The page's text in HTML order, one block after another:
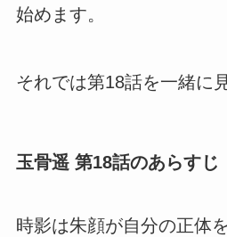
始めます。
それでは第18話を一緒に
玉骨遥 第18話のあらすじ
時影は朱顔が自分の正体